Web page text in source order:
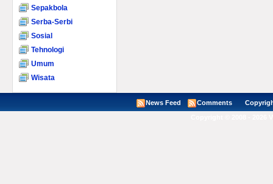
Sepakbola
Serba-Serbi
Sosial
Tehnologi
Umum
Wisata
News Feed Comments Copyright